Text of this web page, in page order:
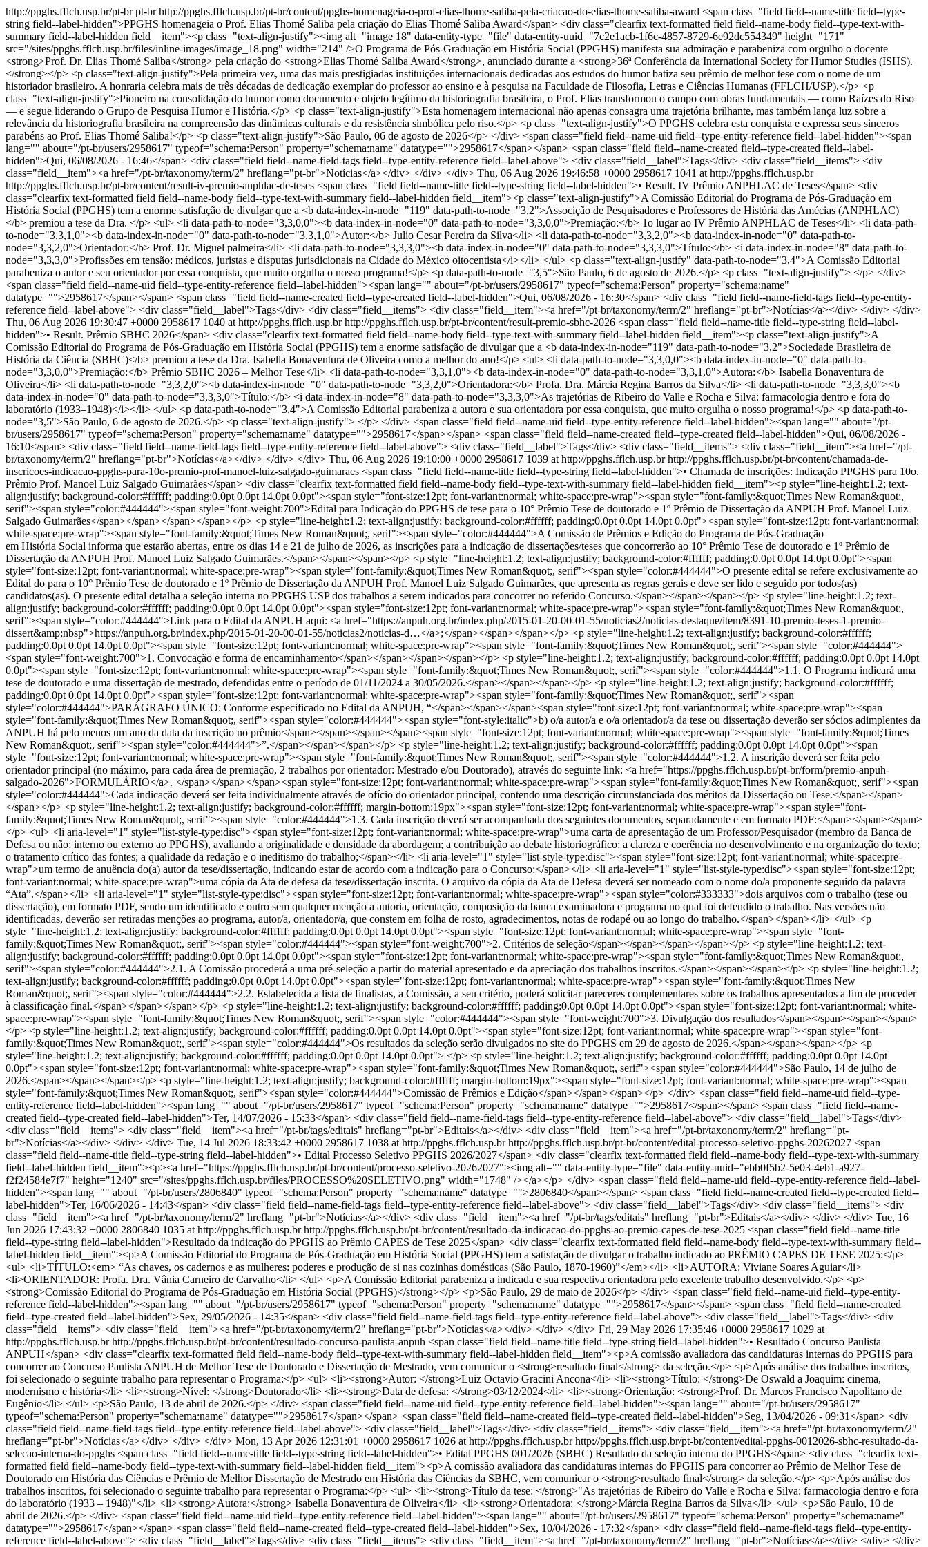
http://ppghs.fflch.usp.br/pt-brpt-br http://ppghs.fflch.usp.br/pt-br/content/ppghs-homenageia-o-prof-elias-thome-saliba-pela-criacao-do-elias-thome-saliba-award <span class="field field--name-title field--type-
string field--label-hidden">PPGHS homenageia o Prof. Elias Thomé Saliba pela criação do Elias Thomé Saliba Award</span> <div class="clearfix text-formatted field field--name-body field--type-text-with-
summary field--label-hidden field__item"><p class="text-align-justify"><img alt="image 18" data-entity-type="file" data-entity-uuid="7c2e1acb-1f6c-4857-8729-6e92dc554349" height="171"
src="/sites/ppghs.fflch.usp.br/files/inline-images/image_18.png" width="214" />O Programa de Pós-Graduação em História Social (PPGHS) manifesta sua admiração e parabeniza com orgulho o docente
<strong>Prof. Dr. Elias Thomé Saliba</strong> pela criação do <strong>Elias Thomé Saliba Award</strong>, anunciado durante a <strong>36ª Conferência da International Society for Humor Studies (ISHS).
</strong></p> <p class="text-align-justify">Pela primeira vez, uma das mais prestigiadas instituições internacionais dedicadas aos estudos do humor batiza seu prêmio de melhor tese com o nome de um
historiador brasileiro. A honraria celebra mais de três décadas de dedicação exemplar do professor ao ensino e à pesquisa na Faculdade de Filosofia, Letras e Ciências Humanas (FFLCH/USP).</p> <p
class="text-align-justify">Pioneiro na consolidação do humor como documento e objeto legítimo da historiografia brasileira, o Prof. Elias transformou o campo com obras fundamentais — como Raízes do Riso
— e segue liderando o Grupo de Pesquisa Humor e História.</p> <p class="text-align-justify">Esta homenagem internacional não apenas consagra uma trajetória brilhante, mas também lança luz sobre a
relevância da historiografia brasileira na compreensão das dinâmicas culturais e da resistência simbólica pelo riso.</p> <p class="text-align-justify">O PPGHS celebra esta conquista e expressa seus sinceros
parabéns ao Prof. Elias Thomé Saliba!</p> <p class="text-align-justify">São Paulo, 06 de agosto de 2026</p> </div> <span class="field field--name-uid field--type-entity-reference field--label-hidden"><span
lang="" about="/pt-br/users/2958617" typeof="schema:Person" property="schema:name" datatype="">2958617</span></span> <span class="field field--name-created field--type-created field--label-
hidden">Qui, 06/08/2026 - 16:46</span> <div class="field field--name-field-tags field--type-entity-reference field--label-above"> <div class="field__label">Tags</div> <div class="field__items"> <div
class="field__item"><a href="/pt-br/taxonomy/term/2" hreflang="pt-br">Notícias</a></div> </div> </div> Thu, 06 Aug 2026 19:46:58 +0000 2958617 1041 at http://ppghs.fflch.usp.br
http://ppghs.fflch.usp.br/pt-br/content/result-iv-premio-anphlac-de-teses <span class="field field--name-title field--type-string field--label-hidden">• Result. IV Prêmio ANPHLAC de Teses</span> <div
class="clearfix text-formatted field field--name-body field--type-text-with-summary field--label-hidden field__item"><p class="text-align-justify">A Comissão Editorial do Programa de Pós-Graduação em
História Social (PPGHS) tem a enorme satisfação de divulgar que a <b data-index-in-node="119" data-path-to-node="3,2">Associção de Pesquisadores e Professores de História das Amécias (ANPHLAC)
</b> premiou a tese da Dra. </p> <ul> <li data-path-to-node="3,3,0,0"><b data-index-in-node="0" data-path-to-node="3,3,0,0">Premiação:</b> 1o lugar ao IV Prêmio ANPHLAC de Teses</li> <li data-path-
to-node="3,3,1,0"><b data-index-in-node="0" data-path-to-node="3,3,1,0">Autor:</b> Julio Cesar Pereira da Silva</li> <li data-path-to-node="3,3,2,0"><b data-index-in-node="0" data-path-to-
node="3,3,2,0">Orientador:</b> Prof. Dr. Miguel palmeira</li> <li data-path-to-node="3,3,3,0"><b data-index-in-node="0" data-path-to-node="3,3,3,0">Título:</b> <i data-index-in-node="8" data-path-to-
node="3,3,3,0">Profissões em tensão: médicos, juristas e disputas jurisdicionais na Cidade do México oitocentista</i></li> </ul> <p class="text-align-justify" data-path-to-node="3,4">A Comissão Editorial
parabeniza o autor e seu orientador por essa conquista, que muito orgulha o nosso programa!</p> <p data-path-to-node="3,5">São Paulo, 6 de agosto de 2026.</p> <p class="text-align-justify"> </p> </div>
<span class="field field--name-uid field--type-entity-reference field--label-hidden"><span lang="" about="/pt-br/users/2958617" typeof="schema:Person" property="schema:name"
datatype="">2958617</span></span> <span class="field field--name-created field--type-created field--label-hidden">Qui, 06/08/2026 - 16:30</span> <div class="field field--name-field-tags field--type-entity-
reference field--label-above"> <div class="field__label">Tags</div> <div class="field__items"> <div class="field__item"><a href="/pt-br/taxonomy/term/2" hreflang="pt-br">Notícias</a></div> </div> </div>
Thu, 06 Aug 2026 19:30:47 +0000 2958617 1040 at http://ppghs.fflch.usp.br http://ppghs.fflch.usp.br/pt-br/content/result-premio-sbhc-2026 <span class="field field--name-title field--type-string field--label-
hidden">• Result. Prêmio SBHC 2026</span> <div class="clearfix text-formatted field field--name-body field--type-text-with-summary field--label-hidden field__item"><p class="text-align-justify">A
Comissão Editorial do Programa de Pós-Graduação em História Social (PPGHS) tem a enorme satisfação de divulgar que a <b data-index-in-node="119" data-path-to-node="3,2">Sociedade Brasileira de
História da Ciência (SBHC)</b> premiou a tese da Dra. Isabella Bonaventura de Oliveira como a melhor do ano!</p> <ul> <li data-path-to-node="3,3,0,0"><b data-index-in-node="0" data-path-to-
node="3,3,0,0">Premiação:</b> Prêmio SBHC 2026 – Melhor Tese</li> <li data-path-to-node="3,3,1,0"><b data-index-in-node="0" data-path-to-node="3,3,1,0">Autora:</b> Isabella Bonaventura de
Oliveira</li> <li data-path-to-node="3,3,2,0"><b data-index-in-node="0" data-path-to-node="3,3,2,0">Orientadora:</b> Profa. Dra. Márcia Regina Barros da Silva</li> <li data-path-to-node="3,3,3,0"><b
data-index-in-node="0" data-path-to-node="3,3,3,0">Título:</b> <i data-index-in-node="8" data-path-to-node="3,3,3,0">As trajetórias de Ribeiro do Valle e Rocha e Silva: farmacologia dentro e fora do
laboratório (1933–1948)</i></li> </ul> <p data-path-to-node="3,4">A Comissão Editorial parabeniza a autora e sua orientadora por essa conquista, que muito orgulha o nosso programa!</p> <p data-path-to-
node="3,5">São Paulo, 6 de agosto de 2026.</p> <p class="text-align-justify"> </p> </div> <span class="field field--name-uid field--type-entity-reference field--label-hidden"><span lang="" about="/pt-
br/users/2958617" typeof="schema:Person" property="schema:name" datatype="">2958617</span></span> <span class="field field--name-created field--type-created field--label-hidden">Qui, 06/08/2026 -
16:10</span> <div class="field field--name-field-tags field--type-entity-reference field--label-above"> <div class="field__label">Tags</div> <div class="field__items"> <div class="field__item"><a href="/pt-
br/taxonomy/term/2" hreflang="pt-br">Notícias</a></div> </div> </div> Thu, 06 Aug 2026 19:10:00 +0000 2958617 1039 at http://ppghs.fflch.usp.br http://ppghs.fflch.usp.br/pt-br/content/chamada-de-
inscricoes-indicacao-ppghs-para-10o-premio-prof-manoel-luiz-salgado-guimaraes <span class="field field--name-title field--type-string field--label-hidden">• Chamada de inscrições: Indicação PPGHS para 10o. Prêmio Prof. Manoel Luiz Salgado Guimarães</span> <div class="clearfix text-formatted field field--name-body field--type-text-with-summary field--label-hidden field__item"><p style="line-height:1.2; text-align:justify; background-color:#ffffff; padding:0.0pt 0.0pt 14.0pt 0.0pt"><span style="font-size:12pt; font-variant:normal; white-space:pre-wrap"><span style="font-family:&quot;Times New Roman&quot;, serif"><span style="color:#444444"><span style="font-weight:700">Edital para Indicação do PPGHS de tese para o 10° Prêmio Tese de doutorado e 1º Prêmio de Dissertação da ANPUH Prof. Manoel Luiz Salgado Guimarães</span></span></span></span></p> <p style="line-height:1.2; text-align:justify; background-color:#ffffff; padding:0.0pt 0.0pt 14.0pt 0.0pt"><span style="font-size:12pt; font-variant:normal; white-space:pre-wrap"><span style="font-family:&quot;Times New Roman&quot;, serif"><span style="color:#444444">A Comissão de Prêmios e Edição do Programa de Pós-Graduação em História Social informa que estarão abertas, entre os dias 14 e 21 de julho de 2026, as inscrições para a indicação de dissertações/teses que concorrerão ao 10° Prêmio Tese de doutorado e 1º Prêmio de Dissertação da ANPUH Prof. Manoel Luiz Salgado Guimarães.</span></span></span></p> <p style="line-height:1.2; text-align:justify; background-color:#ffffff; padding:0.0pt 0.0pt 14.0pt 0.0pt"><span style="font-size:12pt; font-variant:normal; white-space:pre-wrap"><span style="font-family:&quot;Times New Roman&quot;, serif"><span style="color:#444444">O presente edital se refere exclusivamente ao Edital do para o 10° Prêmio Tese de doutorado e 1º Prêmio de Dissertação da ANPUH Prof. Manoel Luiz Salgado Guimarães, que apresenta as regras gerais e deve ser lido e seguido por todos(as) candidatos(as). O presente edital detalha a seleção interna no PPGHS USP dos trabalhos a serem indicados para concorrer no referido Concurso.</span></span></span></p> <p style="line-height:1.2; text-align:justify; background-color:#ffffff; padding:0.0pt 0.0pt 14.0pt 0.0pt"><span style="font-size:12pt; font-variant:normal; white-space:pre-wrap"><span style="font-family:&quot;Times New Roman&quot;, serif"><span style="color:#444444">Link para o Edital da ANPUH aqui: <a href="https://anpuh.org.br/index.php/2015-01-20-00-01-55/noticias2/noticias-destaque/item/8391-10-premio-teses-1-premio-dissert&amp;nbsp">https://anpuh.org.br/index.php/2015-01-20-00-01-55/noticias2/noticias-d…</a>;</span></span></span></p> <p style="line-height:1.2; text-align:justify; background-color:#ffffff; padding:0.0pt 0.0pt 14.0pt 0.0pt"><span style="font-size:12pt; font-variant:normal; white-space:pre-wrap"><span style="font-family:&quot;Times New Roman&quot;, serif"><span style="color:#444444"><span style="font-weight:700">1. Convocação e forma de encaminhamento</span></span></span></span></p> <p style="line-height:1.2; text-align:justify; background-color:#ffffff; padding:0.0pt 0.0pt 14.0pt 0.0pt"><span style="font-size:12pt; font-variant:normal; white-space:pre-wrap"><span style="font-family:&quot;Times New Roman&quot;, serif"><span style="color:#444444">1.1. O Programa indicará uma tese de doutorado e uma dissertação de mestrado, defendidas entre o período de 01/11/2024 a 30/05/2026.</span></span></span></p> <p style="line-height:1.2; text-align:justify; background-color:#ffffff; padding:0.0pt 0.0pt 14.0pt 0.0pt"><span style="font-size:12pt; font-variant:normal; white-space:pre-wrap"><span style="font-family:&quot;Times New Roman&quot;, serif"><span style="color:#444444">PARÁGRAFO ÚNICO: Conforme especificado no Edital da ANPUH, “</span></span></span><span style="font-size:12pt; font-variant:normal; white-space:pre-wrap"><span style="font-family:&quot;Times New Roman&quot;, serif"><span style="color:#444444"><span style="font-style:italic">b) o/a autor/a e o/a orientador/a da tese ou dissertação deverão ser sócios adimplentes da ANPUH há pelo menos um ano da data da inscrição no prêmio</span></span></span></span><span style="font-size:12pt; font-variant:normal; white-space:pre-wrap"><span style="font-family:&quot;Times New Roman&quot;, serif"><span style="color:#444444">”.</span></span></span></p> <p style="line-height:1.2; text-align:justify; background-color:#ffffff; padding:0.0pt 0.0pt 14.0pt 0.0pt"><span style="font-size:12pt; font-variant:normal; white-space:pre-wrap"><span style="font-family:&quot;Times New Roman&quot;, serif"><span style="color:#444444">1.2. A inscrição deverá ser feita pelo orientador principal (no máximo, para cada área de premiação, 2 trabalhos por orientador: Mestrado e/ou Doutorado), através do seguinte link: <a href="https://ppghs.fflch.usp.br/pt-br/form/premio-anpuh-salgado-2026">FORMULÁRIO</a>. </span></span></span><span style="font-size:12pt; font-variant:normal; white-space:pre-wrap"><span style="font-family:&quot;Times New Roman&quot;, serif"><span style="color:#444444">Cada indicação deverá ser feita individualmente através de ofício do orientador principal, contendo uma descrição circunstanciada dos méritos da Dissertação ou Tese.</span></span></span></p> <p style="line-height:1.2; text-align:justify; background-color:#ffffff; margin-bottom:19px"><span style="font-size:12pt; font-variant:normal; white-space:pre-wrap"><span style="font-family:&quot;Times New Roman&quot;, serif"><span style="color:#444444">1.3. Cada inscrição deverá ser acompanhada dos seguintes documentos, separadamente e em formato PDF:</span></span></span></p> <ul> <li aria-level="1" style="list-style-type:disc"><span style="font-size:12pt; font-variant:normal; white-space:pre-wrap">uma carta de apresentação de um Professor/Pesquisador (membro da Banca de Defesa ou não; interno ou externo ao PPGHS), avaliando a originalidade e densidade da abordagem; a contribuição ao debate historiográfico; a clareza e coerência no desenvolvimento e na organização do texto; o tratamento crítico das fontes; a qualidade da redação e o ineditismo do trabalho;</span></li> <li aria-level="1" style="list-style-type:disc"><span style="font-size:12pt; font-variant:normal; white-space:pre-wrap">um termo de anuência do(a) autor da tese/dissertação, indicando estar de acordo com a indicação para o Concurso;</span></li> <li aria-level="1" style="list-style-type:disc"><span style="font-size:12pt; font-variant:normal; white-space:pre-wrap">uma cópia da Ata de defesa da tese/dissertação inscrita. O arquivo da cópia da Ata de Defesa deverá ser nomeado com o nome do/a proponente seguido da palavra “Ata”.</span></li> <li aria-level="1" style="list-style-type:disc"><span style="font-size:12pt; font-variant:normal; white-space:pre-wrap"><span style="color:#333333">dois arquivos com o trabalho (tese ou dissertação), em formato PDF, sendo um identificado e outro sem qualquer menção a autoria, orientação, composição da banca examinadora e programa no qual foi defendido o trabalho. Nas versões não identificadas, deverão ser retiradas menções ao programa, autor/a, orientador/a, que constem em folha de rosto, agradecimentos, notas de rodapé ou ao longo do trabalho.</span></span></li> </ul> <p style="line-height:1.2; text-align:justify; background-color:#ffffff; padding:0.0pt 0.0pt 14.0pt 0.0pt"><span style="font-size:12pt; font-variant:normal; white-space:pre-wrap"><span style="font-family:&quot;Times New Roman&quot;, serif"><span style="color:#444444"><span style="font-weight:700">2. Critérios de seleção</span></span></span></span></p> <p style="line-height:1.2; text-align:justify; background-color:#ffffff; padding:0.0pt 0.0pt 14.0pt 0.0pt"><span style="font-size:12pt; font-variant:normal; white-space:pre-wrap"><span style="font-family:&quot;Times New Roman&quot;, serif"><span style="color:#444444">2.1. A Comissão procederá a uma pré-seleção a partir do material apresentado e da apreciação dos trabalhos inscritos.</span></span></span></p> <p style="line-height:1.2; text-align:justify; background-color:#ffffff; padding:0.0pt 0.0pt 14.0pt 0.0pt"><span style="font-size:12pt; font-variant:normal; white-space:pre-wrap"><span style="font-family:&quot;Times New Roman&quot;, serif"><span style="color:#444444">2.2. Estabelecida a lista de finalistas, a Comissão, a seu critério, poderá solicitar pareceres complementares sobre os trabalhos apresentados a fim de proceder à classificação final.</span></span></span></p> <p style="line-height:1.2; text-align:justify; background-color:#ffffff; padding:0.0pt 0.0pt 14.0pt 0.0pt"><span style="font-size:12pt; font-variant:normal; white-space:pre-wrap"><span style="font-family:&quot;Times New Roman&quot;, serif"><span style="color:#444444"><span style="font-weight:700">3. Divulgação dos resultados</span></span></span></span></p> <p style="line-height:1.2; text-align:justify; background-color:#ffffff; padding:0.0pt 0.0pt 14.0pt 0.0pt"><span style="font-size:12pt; font-variant:normal; white-space:pre-wrap"><span style="font-family:&quot;Times New Roman&quot;, serif"><span style="color:#444444">Os resultados da seleção serão divulgados no site do PPGHS em 29 de agosto de 2026.</span></span></span></p> <p style="line-height:1.2; text-align:justify; background-color:#ffffff; padding:0.0pt 0.0pt 14.0pt 0.0pt"> </p> <p style="line-height:1.2; text-align:justify; background-color:#ffffff; padding:0.0pt 0.0pt 14.0pt 0.0pt"><span style="font-size:12pt; font-variant:normal; white-space:pre-wrap"><span style="font-family:&quot;Times New Roman&quot;, serif"><span style="color:#444444">São Paulo, 14 de julho de 2026.</span></span></span></p> <p style="line-height:1.2; text-align:justify; background-color:#ffffff; margin-bottom:19px"><span style="font-size:12pt; font-variant:normal; white-space:pre-wrap"><span style="font-family:&quot;Times New Roman&quot;, serif"><span style="color:#444444">Comissão de Prêmios e Edição</span></span></span></p> </div> <span
Tue, 14 Jul 2026 18:33:42 +0000 2958617 1038 at http://ppghs.fflch.usp.br http://ppghs.fflch.usp.br/pt-br/content/edital-processo-seletivo-ppghs-20262027 <span
class="field field--name-title field--type-string field--label-hidden">• Edital Processo Seletivo PPGHS 2026/2027</span> <div class="clearfix text-formatted field field--name-body field--type-text-with-summary
field--label-hidden field__item"><p><a href="https://ppghs.fflch.usp.br/pt-br/content/processo-seletivo-20262027"><img alt="" data-entity-type="file" data-entity-uuid="ebb0f5b2-5e03-4eb1-a927-
f2f24584e7f7" height="1240" src="/sites/ppghs.fflch.usp.br/files/PROCESSO%20SELETIVO.png" width="1748" /></a></p> </div> <span class="field field--name-uid field--type-entity-reference field--label-
hidden"><span lang="" about="/pt-br/users/2806840" typeof="schema:Person" property="schema:name" datatype="">2806840</span></span> <span class="field field--name-created field--type-created field--
label-hidden">Ter, 16/06/2026 - 14:43</span> <div class="field field--name-field-tags field--type-entity-reference field--label-above"> <div class="field__label">Tags</div> <div class="field__items"> <div
class="field__item"><a href="/pt-br/taxonomy/term/2" hreflang="pt-br">Notícias</a></div> <div class="field__item"><a href="/pt-br/tags/editais" hreflang="pt-br">Editais</a></div> </div> </div> Tue, 16
Jun 2026 17:43:32 +0000 2806840 1035 at http://ppghs.fflch.usp.br http://ppghs.fflch.usp.br/pt-br/content/resultado-da-indicacao-do-ppghs-ao-premio-capes-de-tese-2025 <span class="field field--name-title
field--type-string field--label-hidden">Resultado da indicação do PPGHS ao Prêmio CAPES de Tese 2025</span> <div class="clearfix text-formatted field field--name-body field--type-text-with-summary field--
label-hidden field__item"><p>A Comissão Editorial do Programa de Pós-Graduação em História Social (PPGHS) tem a satisfação de divulgar o trabalho indicado ao PRÊMIO CAPES DE TESE 2025:</p>
<ul> <li>TÍTULO:<em> “As chaves, os cadernos e as mulheres: poderes e produção de si nas cozinhas domésticas (São Paulo, 1870-1960)”</em></li> <li>AUTORA: Viviane Soares Aguiar</li>
<li>ORIENTADOR: Profa. Dra. Vânia Carneiro de Carvalho</li> </ul> <p>A Comissão Editorial parabeniza a indicada e sua respectiva orientadora pelo excelente trabalho desenvolvido.</p> <p>
<strong>Comissão Editorial do Programa de Pós-Graduação em História Social (PPGHS)</strong></p> <p>São Paulo, 29 de maio de 2026</p> </div> <span class="field field--name-uid field--type-entity-
reference field--label-hidden"><span lang="" about="/pt-br/users/2958617" typeof="schema:Person" property="schema:name" datatype="">2958617</span></span> <span class="field field--name-created
field--type-created field--label-hidden">Sex, 29/05/2026 - 14:35</span> <div class="field field--name-field-tags field--type-entity-reference field--label-above"> <div class="field__label">Tags</div> <div
class="field__items"> <div class="field__item"><a href="/pt-br/taxonomy/term/2" hreflang="pt-br">Notícias</a></div> </div> </div> Fri, 29 May 2026 17:35:46 +0000 2958617 1029 at
http://ppghs.fflch.usp.br http://ppghs.fflch.usp.br/pt-br/content/resultado-concurso-paulista-anpuh <span class="field field--name-title field--type-string field--label-hidden">• Resultado Concurso Paulista
ANPUH</span> <div class="clearfix text-formatted field field--name-body field--type-text-with-summary field--label-hidden field__item"><p>A comissão avaliadora das candidaturas internas do PPGHS para
concorrer ao Concurso Paulista ANPUH de Melhor Tese de Doutorado e Dissertação de Mestrado, vem comunicar o <strong>resultado final</strong> da seleção.</p> <p>Após análise dos trabalhos inscritos,
foi selecionado o seguinte trabalho para representar o Programa:</p> <ul> <li><strong>Autor: </strong>Luiz Octavio Gracini Ancona</li> <li><strong>Título: </strong>De Oswald a Joaquim: cinema,
modernismo e história</li> <li><strong>Nível: </strong>Doutorado</li> <li><strong>Data de defesa: </strong>03/12/2024</li> <li><strong>Orientação: </strong>Prof. Dr. Marcos Francisco Napolitano de
Eugênio</li> </ul> <p>São Paulo, 13 de abril de 2026.</p> </div> <span class="field field--name-uid field--type-entity-reference field--label-hidden"><span lang="" about="/pt-br/users/2958617"
typeof="schema:Person" property="schema:name" datatype="">2958617</span></span> <span class="field field--name-created field--type-created field--label-hidden">Seg, 13/04/2026 - 09:31</span> <div
class="field field--name-field-tags field--type-entity-reference field--label-above"> <div class="field__label">Tags</div> <div class="field__items"> <div class="field__item"><a href="/pt-br/taxonomy/term/2"
hreflang="pt-br">Notícias</a></div> </div> </div> Mon, 13 Apr 2026 12:31:01 +0000 2958617 1026 at http://ppghs.fflch.usp.br http://ppghs.fflch.usp.br/pt-br/content/edital-ppghs-0012026-sbhc-resultado-da-
selecao-interna-do-ppghs <span class="field field--name-title field--type-string field--label-hidden">• Edital PPGHS 001/2026 (SBHC) Resultado da seleção interna do PPGHS</span> <div class="clearfix text-
formatted field field--name-body field--type-text-with-summary field--label-hidden field__item"><p>A comissão avaliadora das candidaturas internas do PPGHS para concorrer ao Prêmio de Melhor Tese de
Doutorado em História das Ciências e Prêmio de Melhor Dissertação de Mestrado em História das Ciências da SBHC, vem comunicar o <strong>resultado final</strong> da seleção.</p> <p>Após análise dos
trabalhos inscritos, foi selecionado o seguinte trabalho para representar o Programa:</p> <ul> <li><strong>Título da tese: </strong>"As trajetórias de Ribeiro do Valle e Rocha e Silva: farmacologia dentro e fora
do laboratório (1933 – 1948)"</li> <li><strong>Autora:</strong> Isabella Bonaventura de Oliveira</li> <li><strong>Orientadora: </strong>Márcia Regina Barros da Silva</li> </ul> <p>São Paulo, 10 de
abril de 2026.</p> </div> <span class="field field--name-uid field--type-entity-reference field--label-hidden"><span lang="" about="/pt-br/users/2958617" typeof="schema:Person" property="schema:name"
datatype="">2958617</span></span> <span class="field field--name-created field--type-created field--label-hidden">Sex, 10/04/2026 - 17:32</span> <div class="field field--name-field-tags field--type-entity-
reference field--label-above"> <div class="field__label">Tags</div> <div class="field__items"> <div class="field__item"><a href="/pt-br/taxonomy/term/2" hreflang="pt-br">Notícias</a></div> </div> </div>